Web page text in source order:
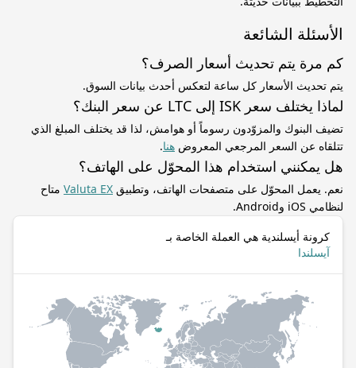
الأسئلة الشائعة
كم مرة يتم تحديث أسعار الصرف؟
يتم تحديث الأسعار كل ساعة لتعكس أحدث بيانات السوق.
لماذا يختلف سعر ISK إلى LTC عن سعر البنك؟
تضيف البنوك والمزوّدون رسوماً أو هوامش، لذا قد يختلف المبلغ الذي
تتلقاه عن السعر المرجعي المعروض هنا.
هل يمكنني استخدام هذا المحوّل على الهاتف؟
نعم. يعمل المحوّل على متصفحات الهاتف، وتطبيق Valuta EX متاح
لنظامي iOS وAndroid.
كرونة أيسلندية هي العملة الخاصة بـ
آيسلندا